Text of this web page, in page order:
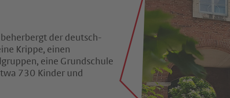
der deutsch-
Krippe, einen
eine Grundschule
730 Kinder und